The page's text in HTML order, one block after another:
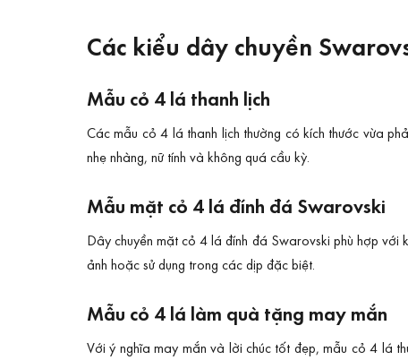
Các kiểu dây chuyền
Mẫu cỏ 4 lá thanh lịch
Các mẫu cỏ 4 lá thanh lịch thường có kích thước vừa
nhẹ nhàng, nữ tính và không quá cầu kỳ.
Mẫu mặt cỏ 4 lá đính đá Swarovski
Dây chuyền mặt cỏ 4 lá đính đá Swarovski phù hợp với
ảnh hoặc sử dụng trong các dịp đặc biệt.
Mẫu cỏ 4 lá làm quà tặng may mắn
Với ý nghĩa may mắn và lời chúc tốt đẹp, mẫu cỏ 4 lá